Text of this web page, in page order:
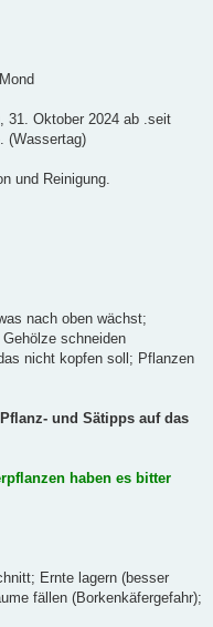
31. Oktober 2024 ab .seit
(Wassertag)
und Reinigung.
nach oben wächst;
schneiden
nicht kopfen soll; Pflanzen
und Sätipps auf das
haben es bitter
Ernte lagern (besser
fällen (Borkenkäfergefahr);